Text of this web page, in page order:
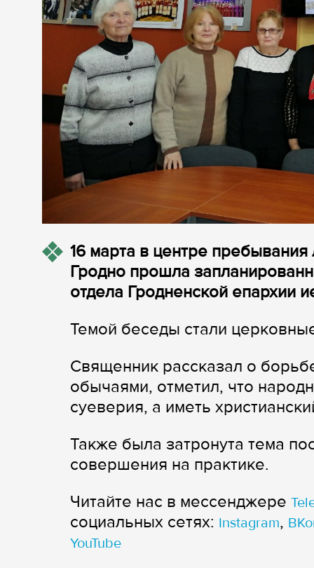
16 марта в центре
Гродно прошла
отдела Гродненской епархии
Темой беседы стали
Священник рассказал о
обычаями, отметил, что
суеверия, а иметь
Также была затронута тема
совершения на практике.
Читайте нас в мессенджере
cоциальных сетях: Instagram,
YouTube